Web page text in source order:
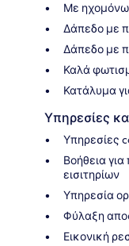
Με
Δάπεδο με
Δάπεδο με
Καλά
Κατάλυμα
Υπηρεσίες
Υπηρεσίες
Βοήθεια
εισιτηρίων
Υπηρεσία
Φύλαξη
Εικονική